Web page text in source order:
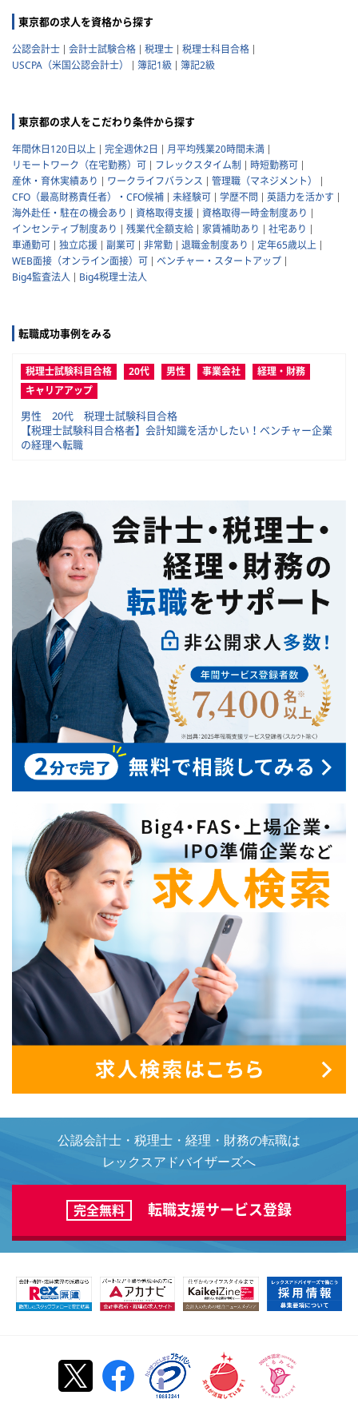
東京都の求人を資格から探す
公認会計士 会計士試験合格 税理士
税理士科目合格
USCPA（米国公認会計士）
簿記1級 簿記2級
東京都の求人をこだわり条件から探す
年間休日120日以上 完全週休2日
月平均残業20時間未満
リモートワーク（在宅勤務）可
フレックスタイム制
時短勤務可
産休・育休実績あり
ワークライフバランス
管理職（マネジメント）
CFO（最高財務責任者）・CFO候補
未経験可 学歴不問
英語力を活かす
海外赴任・駐在の機会あり
資格取得支援
資格取得一時金制度あり
インセンティブ制度あり
残業代全額支給 家賃補助あり
社宅あり
車通勤可
独立応援 副業可 非常勤 退職金制度あり
定年65歳以上
WEB面接（オンライン面接）可
ベンチャー・スタートアップ
Big4監査法人
Big4税理士法人
転職成功事例をみる
税理士試験科目合格 20代 男性 事業会社
経理・財務
キャリアアップ
男性 20代 税理士試験科目合格
【税理士試験科目合格者】会計知識を活かしたい！ベンチャー企業
の経理へ転職
公認会計士・税理士・経理・財務の転職は
レックスアドバイザーズへ
完全無料 転職支援サービス登録